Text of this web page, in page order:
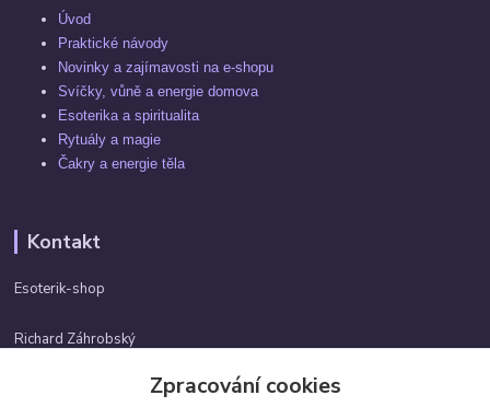
Úvod
Praktické návody
Novinky a zajímavosti na e-shopu
Svíčky, vůně a energie domova
Esoterika a spiritualita
Rytuály a magie
Čakry a energie těla
Kontakt
Esoterik-shop
Richard Záhrobský
Zpracování cookies